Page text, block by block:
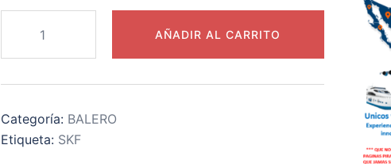
C3
RODAMIENTO
d=65mm
D=120mm A=23mm
AÑADIR AL CARRITO
Categoría: BALERO
Etiqueta: SKF